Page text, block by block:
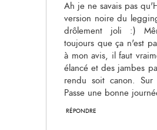
Ah je ne savais pas
version noire du
drôlement joli :)
toujours que ça n'est
à mon avis, il faut
élancé et des jambes
rendu soit canon.
Passe une bonne
RÉPONDRE